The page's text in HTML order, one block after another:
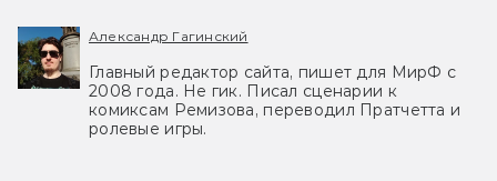
Александр Гагинский
Главный редактор сайта, пишет для МирФ с
2008 года. Не гик. Писал сценарии к
комиксам Ремизова, переводил Пратчетта и
ролевые игры.